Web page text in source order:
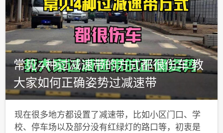
常见4种过减速带的方式都很伤车 教
大家如何正确姿势过减速带
现在很多地方都设置了减速带，比如小区门口、学
校、停车场以及部分没有红绿灯的路口等，初衷是